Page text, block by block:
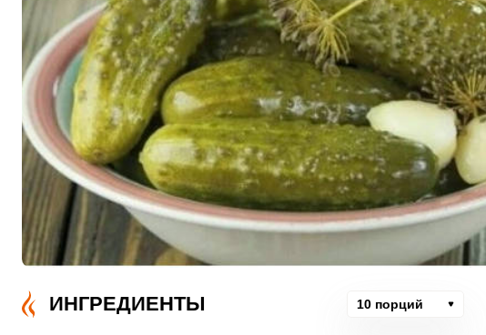
ИНГРЕДИЕНТЫ 10 порций